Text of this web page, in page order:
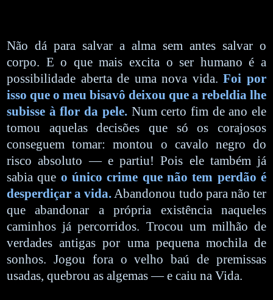
Não dá para salvar a alma sem antes salvar o
corpo. E o que mais excita o ser humano é a
possibilidade aberta de uma nova vida.Foi por
isso que o meu bisavô deixou que a rebeldia lhe
subisse à flor da pele. Num certo fim de ano ele
tomou aquelas decisões que só os corajosos
conseguem tomar: montou o cavalo negro do
risco absoluto — e partiu! Pois ele também já
sabia que o único crime que não tem perdão é
desperdiçar a vida.Abandonou tudo para não ter
que abandonar a própria existência naqueles
caminhos já percorridos. Trocou um milhão de
verdades antigas por uma pequena mochila de
sonhos. Jogou fora o velho baú de premissas
usadas, quebrou as algemas — e caiu na Vida.